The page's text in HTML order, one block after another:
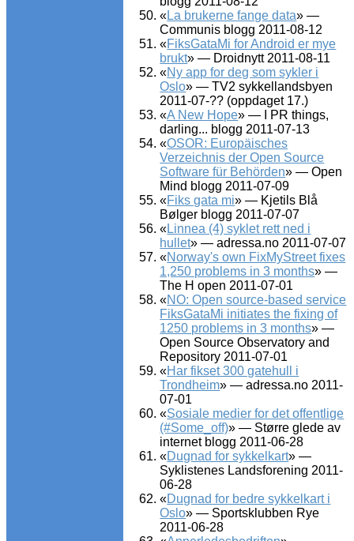
«La brukerne fange data» —
Communis blogg 2011-08-12
«FiksGataMi for Android er mye
brukt» — Droidnytt 2011-08-11
«Ny app for deg som sykler i
Oslo» — TV2 sykkellandsbyen
2011-07-?? (oppdaget 17.)
«A New Hope» — I PR things,
darling... blogg 2011-07-13
«OSOR: Europäisches
Verzeichnis der Open Source
Software für Behörden» — Open
Mind blogg 2011-07-09
«Fiks gata mi» — Kjetils Blå
Bølger blogg 2011-07-07
«Linnea (4) syklet rett ned i
hullet» — adressa.no 2011-07-07
«Norway's own FixMyStreet fixes
1,250 problems in 3 months» —
The H open 2011-07-01
«NO: Open source-based service
FiksGataMi initiates the fixing of
1250 problems in 3 months» —
Open Source Observatory and
Repository 2011-07-01
«Har fikset 300 gatehull i
Trondheim» — adressa.no 2011-
07-01
«Sosiale medier for det offentlige
(#Some_off)» — Større glede av
internet blogg 2011-06-28
«Dugnad for sykkelkart» —
Syklistenes Landsforening 2011-
06-28
«Dugnad for bedre sykkelkart i
Oslo» — Sportsklubben Rye
2011-06-28